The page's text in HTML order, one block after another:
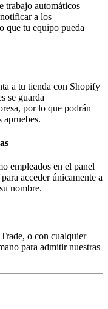
trabajo automáticos
a los
que tu equipo pueda
a tu tienda con Shopify
se guarda
por lo que podrán
empleados en el panel
acceder únicamente a
nombre.
o con cualquier
para admitir nuestras